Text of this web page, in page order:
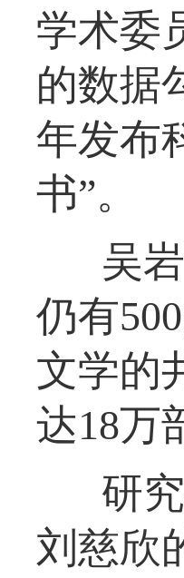
学术委
的数据
年发布
书”。
吴
仍有
文学的
达18万
研
刘慈欣